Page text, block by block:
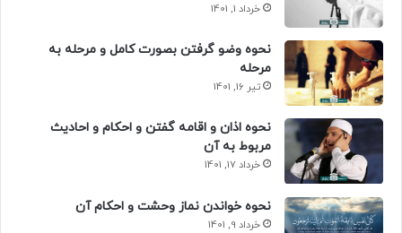
خرداد 1, 1401
نحوه وضو گرفتن بصورت کامل و مرحله به
مرحله
تیر 16, 1401
نحوه اذان و اقامه گفتن و احکام و احادیث
مربوط به آن
خرداد 17, 1401
نحوه خواندن نماز وحشت و احکام آن
خرداد 9, 1401